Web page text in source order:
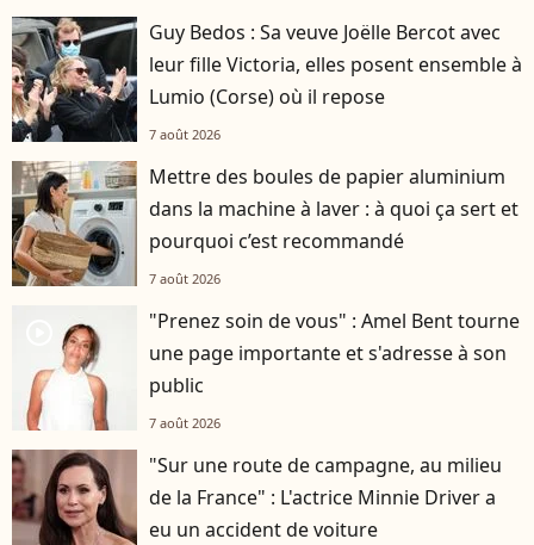
Guy Bedos : Sa veuve Joëlle Bercot avec
leur fille Victoria, elles posent ensemble à
Lumio (Corse) où il repose
7 août 2026
Mettre des boules de papier aluminium
dans la machine à laver : à quoi ça sert et
pourquoi c’est recommandé
7 août 2026
"Prenez soin de vous" : Amel Bent tourne
une page importante et s'adresse à son
public
7 août 2026
"Sur une route de campagne, au milieu
de la France" : L'actrice Minnie Driver a
eu un accident de voiture